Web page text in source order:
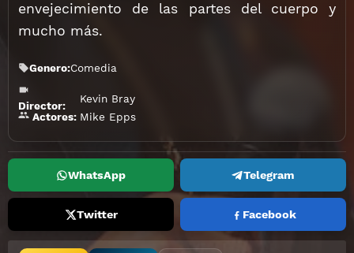
envejecimiento de las partes del cuerpo y
mucho más.
Genero:Comedia
Director:
Kevin Bray
Actores: Mike Epps
WhatsApp Telegram
Twitter Facebook